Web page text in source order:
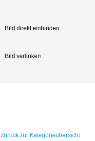
Bild direkt einbinden :
Bild verlinken :
Zurück zur Kategorieübersicht